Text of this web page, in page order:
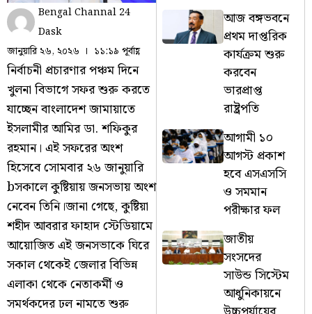
Bengal Channal 24
Dask
জানুয়ারি ২৬, ২০২৬
১১:১৯ পূর্বাহ্ণ
নির্বাচনী প্রচারণার পঞ্চম দিনে
খুলনা বিভাগে সফর শুরু করতে
যাচ্ছেন বাংলাদেশ জামায়াতে
ইসলামীর আমির ডা. শফিকুর
রহমান। এই সফরের অংশ
হিসেবে সোমবার ২৬ জানুয়ারি
bসকালে কুষ্টিয়ায় জনসভায় অংশ
নেবেন তিনি।জানা গেছে, কুষ্টিয়া
শহীদ আবরার ফাহাদ স্টেডিয়ামে
আয়োজিত এই জনসভাকে ঘিরে
সকাল থেকেই জেলার বিভিন্ন
এলাকা থেকে নেতাকর্মী ও
সমর্থকদের ঢল নামতে শুরু
আজ বঙ্গভবনে
প্রথম দাপ্তরিক
কার্যক্রম শুরু
করবেন
ভারপ্রাপ্ত
রাষ্ট্রপতি
আগামী ১০
আগস্ট প্রকাশ
হবে এসএসসি
ও সমমান
পরীক্ষার ফল
জাতীয়
সংসদের
সাউন্ড সিস্টেম
আধুনিকায়নে